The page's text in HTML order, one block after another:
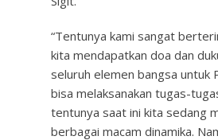
“Tentunya kami sangat
kita mendapatkan doa dan
seluruh elemen bangsa untuk
bisa melaksanakan tugas-
tentunya saat ini kita sedang
berbagai macam dinamika.